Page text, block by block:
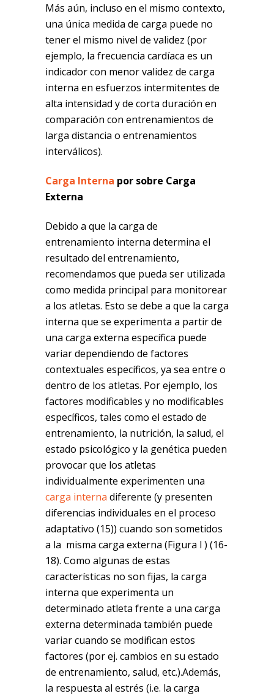
Más aún, incluso en el mismo contexto,
una única medida de carga puede no
tener el mismo nivel de validez (por
ejemplo, la frecuencia cardíaca es un
indicador con menor validez de carga
interna en esfuerzos intermitentes de
alta intensidad y de corta duración en
comparación con entrenamientos de
larga distancia o entrenamientos
interválicos).
Carga Interna por sobre Carga
Externa
Debido a que la carga de
entrenamiento interna determina el
resultado del entrenamiento,
recomendamos que pueda ser utilizada
como medida principal para monitorear
a los atletas. Esto se debe a que la carga
interna que se experimenta a partir de
una carga externa específica puede
variar dependiendo de factores
contextuales específicos, ya sea entre o
dentro de los atletas. Por ejemplo, los
factores modificables y no modificables
específicos, tales como el estado de
entrenamiento, la nutrición, la salud, el
estado psicológico y la genética pueden
provocar que los atletas
individualmente experimenten una
carga interna diferente (y presenten
diferencias individuales en el proceso
adaptativo (15)) cuando son sometidos
a la misma carga externa (Figura l ) (16-
18). Como algunas de estas
características no son fijas, la carga
interna que experimenta un
determinado atleta frente a una carga
externa determinada también puede
variar cuando se modifican estos
factores (por ej. cambios en su estado
de entrenamiento, salud, etc.).Además,
la respuesta al estrés (i.e. la carga